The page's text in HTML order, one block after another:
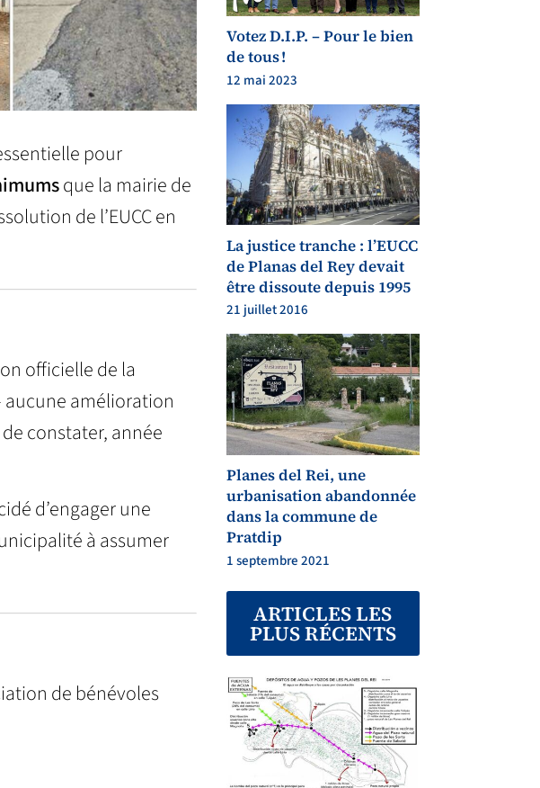
pour
que la mairie de
de l’EUCC en
officielle de la
aucune amélioration
constater, année
d’engager une
à assumer
de bénévoles
Votez D.I.P. – Pour le bien
de tous !
12 mai 2023
La justice tranche : l’EUCC
de Planas del Rey devait
être dissoute depuis 1995
21 juillet 2016
Planes del Rei, une
urbanisation abandonnée
dans la commune de
Pratdip
1 septembre 2021
ARTICLES LES
PLUS RÉCENTS